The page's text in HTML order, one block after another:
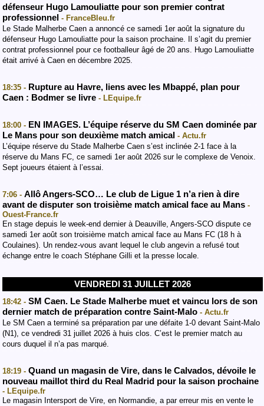
défenseur Hugo Lamouliatte pour son premier contrat
professionnel - FranceBleu.fr
Le Stade Malherbe Caen a annoncé ce samedi 1er août la signature du
défenseur Hugo Lamouliatte pour la saison prochaine. Il s’agit du premier
contrat professionnel pour ce footballeur âgé de 20 ans. Hugo Lamouliatte
était arrivé à Caen en décembre 2025.
18:35 - Rupture au Havre, liens avec les Mbappé, plan pour
Caen : Bodmer se livre - LEquipe.fr
18:00 - EN IMAGES. L’équipe réserve du SM Caen dominée par
Le Mans pour son deuxième match amical - Actu.fr
L’équipe réserve du Stade Malherbe Caen s’est inclinée 2-1 face à la
réserve du Mans FC, ce samedi 1er août 2026 sur le complexe de Venoix.
Sept joueurs étaient à l’essai.
7:06 - Allô Angers-SCO… Le club de Ligue 1 n’a rien à dire
avant de disputer son troisième match amical face au Mans -
Ouest-France.fr
En stage depuis le week-end dernier à Deauville, Angers-SCO dispute ce
samedi 1er août son troisième match amical face au Mans FC (18 h à
Coulaines). Un rendez-vous avant lequel le club angevin a refusé tout
échange entre le coach Stéphane Gilli et la presse locale.
VENDREDI 31 JUILLET 2026
18:42 - SM Caen. Le Stade Malherbe muet et vaincu lors de son
dernier match de préparation contre Saint-Malo - Actu.fr
Le SM Caen a terminé sa préparation par une défaite 1-0 devant Saint-Malo
(N1), ce vendredi 31 juillet 2026 à huis clos. C’est le premier match au
cours duquel il n’a pas marqué.
18:19 - Quand un magasin de Vire, dans le Calvados, dévoile le
nouveau maillot third du Real Madrid pour la saison prochaine
- LEquipe.fr
Le magasin Intersport de Vire, en Normandie, a par erreur mis en vente le